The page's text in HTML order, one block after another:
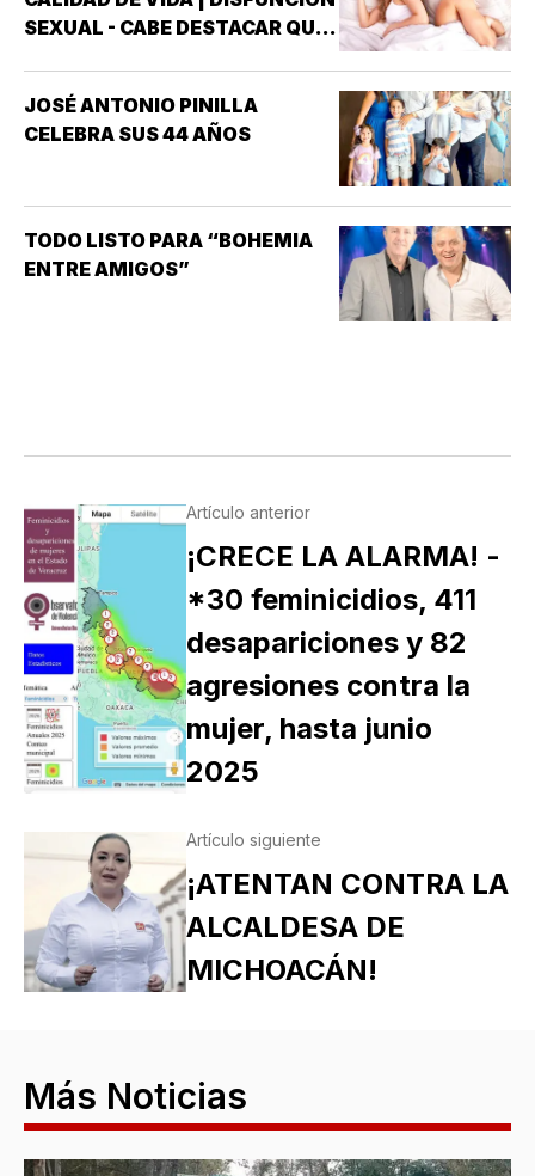
SEXUAL - CABE DESTACAR QUE
INTERÉS HA GENERADO PARA
LA INVESTIGACIÓN DE NUEVOS
(INCAPACIDAD DE ALCANZAR
Y/O MANTENER…
JOSÉ ANTONIO PINILLA
CELEBRA SUS 44 AÑOS
TODO LISTO PARA “BOHEMIA
ENTRE AMIGOS”
Artículo anterior
¡CRECE LA ALARMA! -
*30 feminicidios, 411
desapariciones y 82
agresiones contra la
mujer, hasta junio
2025
Artículo siguiente
¡ATENTAN CONTRA LA
ALCALDESA DE
MICHOACÁN!
Más Noticias